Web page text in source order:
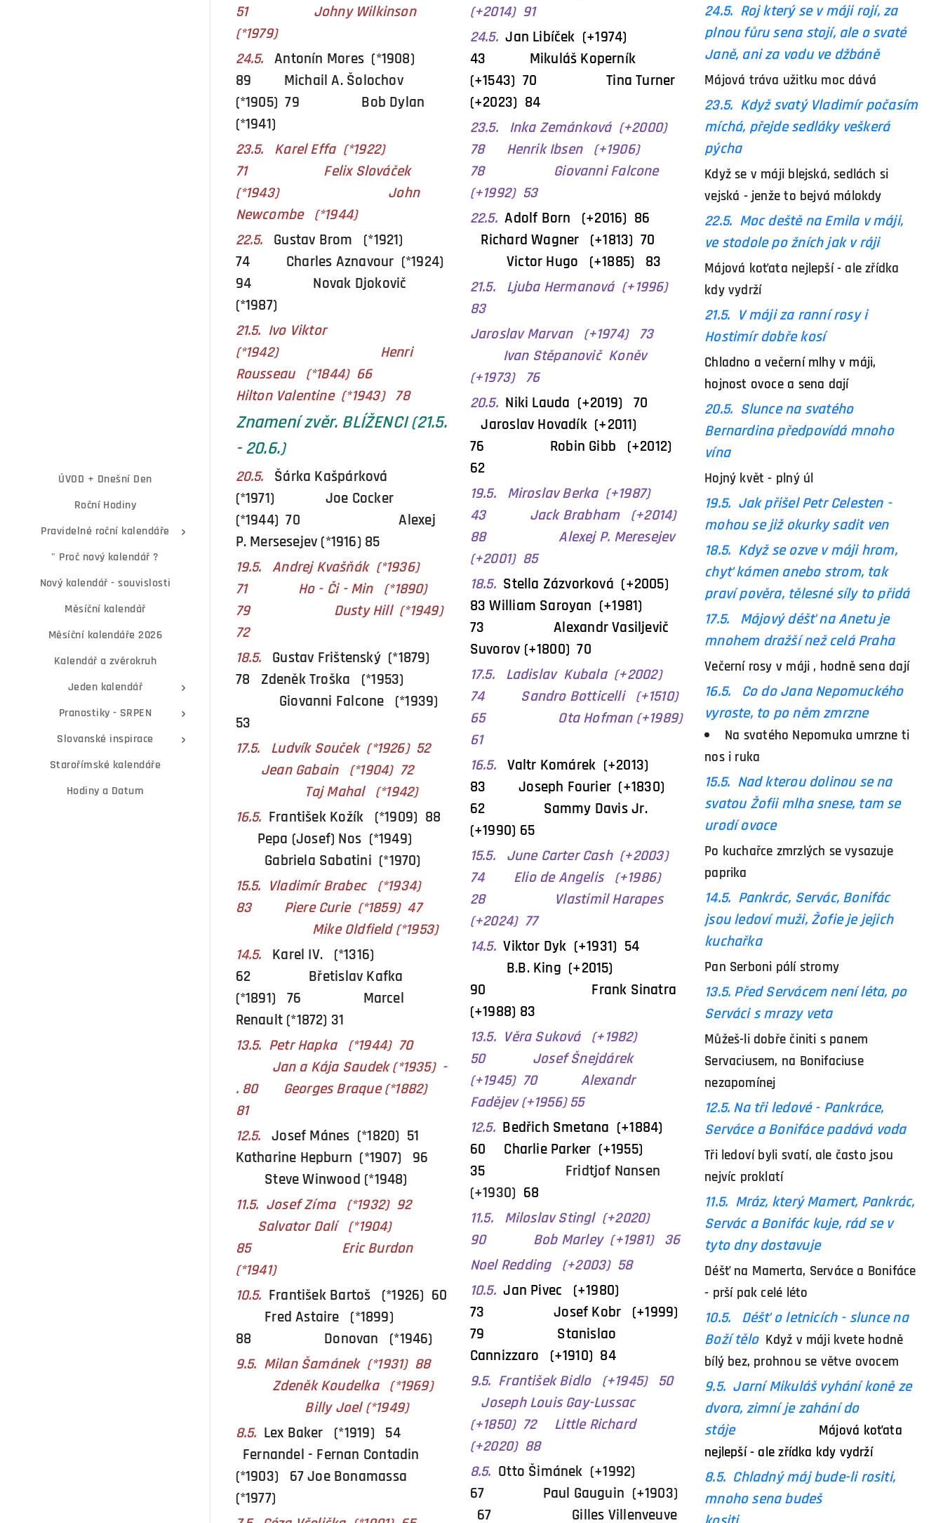
ÚVOD + Dnešní Den
Roční Hodiny
Pravidelné roční kalendáře
" Proč nový kalendář ?
Nový kalendář - souvislosti
Měsíční kalendář
Měsíční kalendáře 2026
Kalendář a zvěrokruh
Jeden kalendář
Pranostiky - SRPEN
Slovanské inspirace
Starořímské kalendáře
Hodiny a Datum
51 Johny Wilkinson
(*1979)
24.5. Antonín Mores (*1908)
89 Michail A. Šolochov
(*1905) 79 Bob Dylan
(*1941)
23.5. Karel Effa (*1922)
71 Felix Slováček
(*1943) John
Newcombe (*1944)
22.5. Gustav Brom (*1921)
74 Charles Aznavour (*1924)
94 Novak Djokovič
(*1987)
21.5. Ivo Viktor
(*1942) Henri
Rousseau (*1844) 66
Hilton Valentine (*1943) 78
Znamení zvěr. BLÍŽENCI (21.5.
- 20.6.)
20.5.
Šárka Kašpárková
(*1971) Joe Cocker
(*1944) 70 Alexej
P. Mersesejev (*1916) 85
19.5. Andrej Kvašňák (*1936)
71 Ho - Či - Min (*1890)
79 Dusty Hill (*1949)
72
18.5.
Gustav Frištenský (*1879)
78 Zdeněk Troška (*1953)
Giovanni Falcone (*1939)
53
17.5. Ludvík Souček (*1926) 52
Jean Gabain (*1904) 72
Taj Mahal (*1942)
16.5. František Kožík (*1909) 88
Pepa (Josef) Nos (*1949)
Gabriela Sabatini (*1970)
15.5. Vladimír Brabec (*1934)
83 Piere Curie (*1859) 47
Mike Oldfield (*1953)
14.5. Karel IV. (*1316)
62 Břetislav Kafka
(*1891) 76 Marcel
Renault (*1872) 31
13.5. Petr Hapka (*1944) 70
Jan a Kája Saudek (*1935) -
. 80 Georges Braque (*1882)
81
12.5. Josef Mánes (*1820) 51
Katharine Hepburn (*1907) 96
Steve Winwood (*1948)
11.5. Josef Zíma (*1932) 92
Salvator Dalí (*1904)
85 Eric Burdon
(*1941)
10.5. František Bartoš (*1926) 60
Fred Astaire (*1899)
88 Donovan (*1946)
9.5. Milan Šamánek (*1931) 88
Zdeněk Koudelka (*1969)
Billy Joel (*1949)
8.5. Lex Baker (*1919) 54
Fernandel - Fernan Contadin
(*1903) 67 Joe Bonamassa
(*1977)
(+2014) 91
24.5. Jan Libíček (+1974)
43 Mikuláš Koperník
(+1543) 70 Tina Turner
(+2023) 84
23.5. Inka Zemánková (+2000)
78 Henrik Ibsen (+1906)
78 Giovanni Falcone
(+1992) 53
22.5.Adolf Born (+2016) 86
Richard Wagner (+1813) 70
Victor Hugo (+1885) 83
21.5.
Ljuba Hermanová (+1996)
83
Jaroslav Marvan (+1974) 73
Ivan Stěpanovič Koněv
(+1973) 76
20.5. Niki Lauda (+2019) 70
Jaroslav Hovadík (+2011)
76 Robin Gibb (+2012)
62
19.5. Miroslav Berka (+1987)
43 Jack Brabham (+2014)
88 Alexej P. Meresejev
(+2001) 85
18.5. Stella Zázvorková (+2005)
83 William Saroyan (+1981)
73Alexandr Vasiljevič
Suvorov (+1800) 70
17.5. Ladislav Kubala (+2002)
74 Sandro Botticelli (+1510)
65 Ota Hofman (+1989)
61
16.5. Valtr Komárek (+2013)
83 Joseph Fourier (+1830)
62 Sammy Davis Jr.
(+1990) 65
15.5. June Carter Cash (+2003)
74 Elio de Angelis (+1986)
28
Vlastimil Harapes
(+2024) 77
14.5. Viktor Dyk (+1931) 54
B.B. King (+2015)
90 Frank Sinatra
(+1988) 83
13.5. Věra Suková (+1982)
50 Josef Šnejdárek
(+1945) 70 Alexandr
Fadějev (+1956) 55
12.5. Bedřich Smetana (+1884)
60 Charlie Parker (+1955)
35
Fridtjof Nansen
(+1930) 68
11.5. Miloslav Stingl (+2020)
90 Bob Marley (+1981) 36
Noel Redding (+2003) 58
10.5. Jan Pivec (+1980)
73 Josef Kobr (+1999)
79 Stanislao
Cannizzaro (+1910) 84
9.5. František Bidlo (+1945) 50
Joseph Louis Gay-Lussac
(+1850) 72 Little Richard
(+2020) 88
8.5. Otto Šimánek (+1992)
67 Paul Gauguin (+1903)
67 Gilles Villenveuve
24.5. Roj který se v máji rojí, za
plnou fůru sena stojí, ale o svaté
Janě, ani za vodu ve džbáně
Májová tráva užitku moc dává
23.5. Když svatý Vladimír počasím
míchá, přejde sedláky veškerá
pýcha
Když se v máji blejská, sedlách si
vejská - jenže to bejvá málokdy
22.5. Moc deště na Emila v máji,
ve stodole po žních jak v ráji
Májová koťata nejlepší - ale zřídka
kdy vydrží
21.5. V máji za ranní rosy i
Hostimír dobře kosí
Chladno a večerní mlhy v máji,
hojnost ovoce a sena dají
20.5. Slunce na svatého
Bernardina předpovídá mnoho
vína
Hojný květ - plný úl
19.5. Jak přišel Petr Celesten -
mohou se již okurky sadit ven
18.5. Když se ozve v máji hrom,
chyť kámen anebo strom, tak
praví pověra, tělesné síly to přidá
17.5. Májový déšť na Anetu je
mnohem dražší než celá Praha
Večerní rosy v máji , hodně sena dají
16.5. Co do Jana Nepomuckého
vyroste, to po něm zmrzne
Na svatého Nepomuka umrzne ti
nos i ruka
15.5. Nad kterou dolinou se na
svatou Žofii mlha snese, tam se
urodí ovoce
Po kuchařce zmrzlých se vysazuje
paprika
14.5. Pankrác, Servác, Bonifác
jsou ledoví muži, Žofie je jejich
kuchařka
Pan Serboni pálí stromy
13.5. Před Servácem není léta, po
Serváci s mrazy veta
Můžeš-li dobře činiti s panem
Servaciusem, na Bonifaciuse
nezapomínej
12.5. Na tři ledové - Pankráce,
Serváce a Bonifáce padává voda
Tři ledoví byli svatí, ale často jsou
nejvíc proklatí
11.5. Mráz, který Mamert, Pankrác,
Servác a Bonifác kuje, rád se v
tyto dny dostavuje
Déšť na Mamerta, Serváce a Bonifáce
- prší pak celé léto
10.5. Déšť o letnicích - slunce na
Boží tělo Když v máji kvete hodně
bílý bez, prohnou se větve ovocem
9.5. Jarní Mikuláš vyhání koně ze
dvora, zimní je zahání do
stáje Májová koťata
nejlepší - ale zřídka kdy vydrží
8.5. Chladný máj bude-li rositi,
mnoho sena budeš